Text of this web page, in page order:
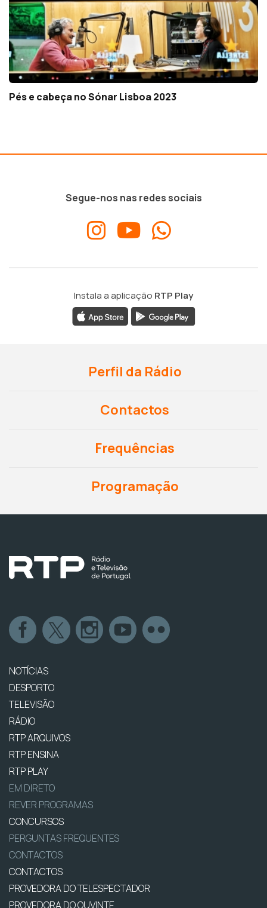
Pés e cabeça no Sónar Lisboa 2023
Segue-nos nas redes sociais
Instala a aplicação RTP Play
Perfil da Rádio
Contactos
Frequências
Programação
NOTÍCIAS
DESPORTO
TELEVISÃO
RÁDIO
RTP ARQUIVOS
RTP ENSINA
RTP PLAY
EM DIRETO
REVER PROGRAMAS
CONCURSOS
PERGUNTAS FREQUENTES
CONTACTOS
CONTACTOS
PROVEDORA DO TELESPECTADOR
PROVEDORA DO OUVINTE